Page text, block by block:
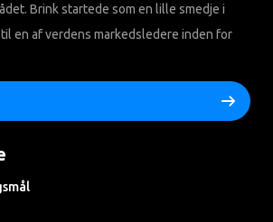
Brink startede som en lille smedje i
en af ​​verdens markedsledere inden for